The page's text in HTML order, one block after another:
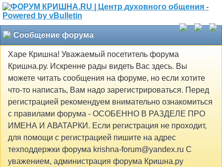
Сообщение форума
Харе Кришна! Уважаемый посетитель форума
Кришна.ру. Искренне рады видеть Вас здесь. Вы
можете читать сообщения на форуме, но если хотите
что-то написать, Вам надо зарегистрироваться. Перед
регистрацией рекомендуем внимательно ознакомиться
с правилами форума - ОСОБЕННО В РАЗДЕЛЕ ПРО
ИМЕНА И АВАТАРКИ. Если регистрация не проходит,
для помощи с регистрацией пишите на адрес
техподдержки форума krishna-forum@yandex.ru С
уважением, администрация форума Кришна.ру